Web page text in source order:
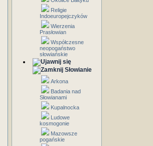
Religie
Indoeuropejczyków
Wierzenia
Prasłowian
Współczesne
neopogaństwo
słowiańskie
Słowianie
Arkona
Badania nad
Słowianami
Kupalnocka
Ludowe
kosmogonie
Mazowsze
pogańskie